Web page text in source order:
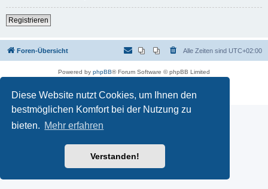
Diese Website nutzt Cookies, um Ihnen den
bestmöglichen Komfort bei der Nutzung zu
bieten. Mehr erfahren
Verstanden!
Registrieren
Foren-Übersicht Alle Zeiten sind UTC+02:00
Powered by phpBB® Forum Software © phpBB Limited
Datenschutz|Nutzungsbedingungen